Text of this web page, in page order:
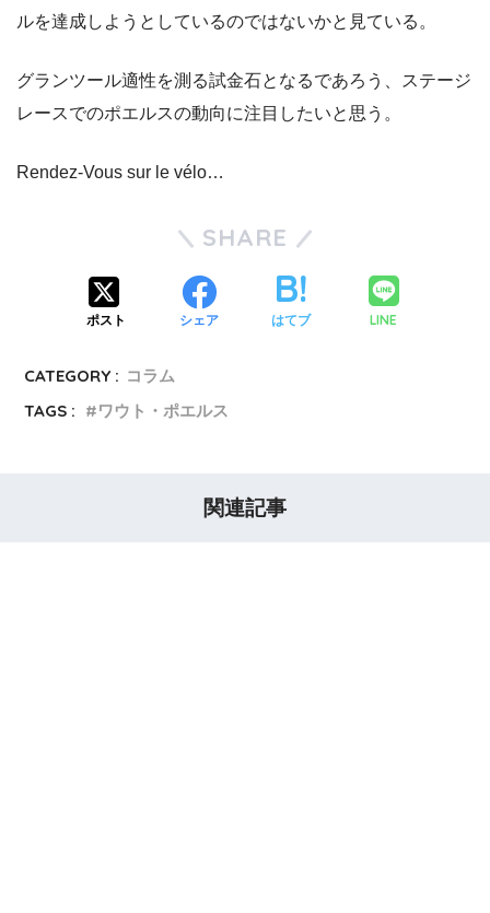
ルを達成しようとしているのではないかと見ている。
グランツール適性を測る試金石となるであろう、ステージ
レースでのポエルスの動向に注目したいと思う。
Rendez-Vous sur le vélo…
SHARE
ポスト シェア はてブ LINE
CATEGORY : コラム
TAGS :
ワウト・ポエルス
関連記事